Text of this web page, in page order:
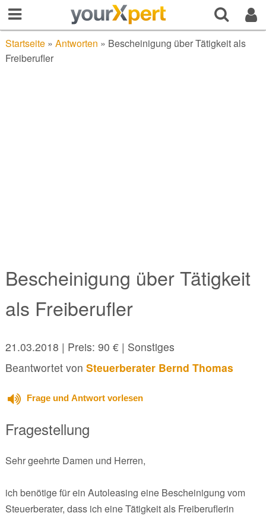
Startseite» Antworten » Bescheinigung über Tätigkeit als
Freiberufler
Bescheinigung über Tätigkeit
als Freiberufler
21.03.2018 | Preis: 90 € | Sonstiges
Beantwortet von Steuerberater Bernd Thomas
Frage und Antwort vorlesen
Fragestellung
Sehr geehrte Damen und Herren,
ich benötige für ein Autoleasing eine Bescheinigung vom
Steuerberater, dass ich eine Tätigkeit als Freiberuflerin